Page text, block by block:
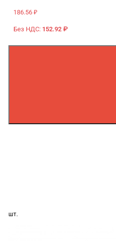
186.56 ₽
Без НДС: 152.92 ₽
шт.